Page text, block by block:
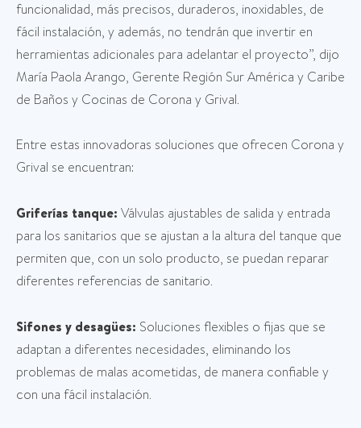
funcionalidad, más precisos, duraderos, inoxidables, de
fácil instalación, y además, no tendrán que invertir en
herramientas adicionales para adelantar el proyecto”, dijo
María Paola Arango, Gerente Región Sur América y Caribe
de Baños y Cocinas de Corona y Grival.
Entre estas innovadoras soluciones que ofrecen Corona y
Grival se encuentran:
Griferías tanque: Válvulas ajustables de salida y entrada
para los sanitarios que se ajustan a la altura del tanque que
permiten que, con un solo producto, se puedan reparar
diferentes referencias de sanitario.
Sifones y desagües: Soluciones flexibles o fijas que se
adaptan a diferentes necesidades, eliminando los
problemas de malas acometidas, de manera confiable y
con una fácil instalación.